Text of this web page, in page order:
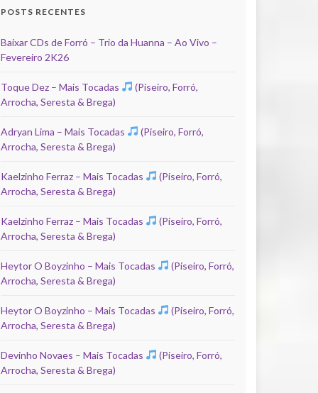
POSTS RECENTES
Baixar CDs de Forró – Trio da Huanna – Ao Vivo –
Fevereiro 2K26
Toque Dez – Mais Tocadas
(Piseiro, Forró,
Arrocha, Seresta & Brega)
Adryan Lima – Mais Tocadas
(Piseiro, Forró,
Arrocha, Seresta & Brega)
Kaelzinho Ferraz – Mais Tocadas
(Piseiro, Forró,
Arrocha, Seresta & Brega)
Kaelzinho Ferraz – Mais Tocadas
(Piseiro, Forró,
Arrocha, Seresta & Brega)
Heytor O Boyzinho – Mais Tocadas
(Piseiro, Forró,
Arrocha, Seresta & Brega)
Heytor O Boyzinho – Mais Tocadas
(Piseiro, Forró,
Arrocha, Seresta & Brega)
Devinho Novaes – Mais Tocadas
(Piseiro, Forró,
Arrocha, Seresta & Brega)